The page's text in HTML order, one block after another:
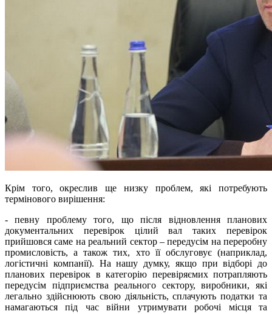
Крім того, окреслив ще низку проблем, які потребують
термінового вирішення:
- певну проблему того, що після відновлення планових
документальних перевірок цілий вал таких перевірок
прийшовся саме на реальний сектор – передусім на переробну
промисловість, а також тих, хто її обслуговує (наприклад,
логістичні компанії). На нашу думку, якщо при відборі до
планових перевірок в категорію перевіряємих потрапляють
передусім підприємства реального сектору, виробники, які
легально здійснюють свою діяльність, сплачують податки та
намагаються під час війни утримувати робочі місця та